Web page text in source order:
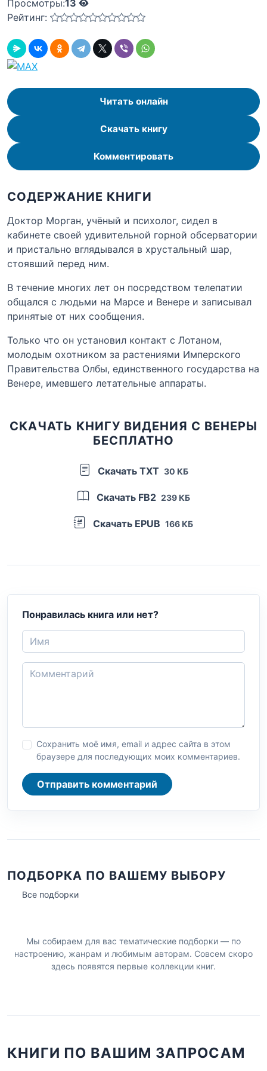
Просмотры:13
Рейтинг:
Читать онлайн
Скачать книгу
Комментировать
СОДЕРЖАНИЕ КНИГИ
Доктор Морган, учёный и психолог, сидел в
кабинете своей удивительной горной обсерватории
и пристально вглядывался в хрустальный шар,
стоявший перед ним.
В течение многих лет он посредством телепатии
общался с людьми на Марсе и Венере и записывал
принятые от них сообщения.
Только что он установил контакт с Лотаном,
молодым охотником за растениями Имперского
Правительства Олбы, единственного государства на
Венере, имевшего летательные аппараты.
СКАЧАТЬ КНИГУ ВИДЕНИЯ С ВЕНЕРЫ
БЕСПЛАТНО
Скачать TXT 30 КБ
Скачать FB2 239 КБ
Скачать EPUB 166 КБ
Понравилась книга или нет?
Сохранить моё имя, email и адрес сайта в этом
браузере для последующих моих комментариев.
Отправить комментарий
ПОДБОРКА ПО ВАШЕМУ ВЫБОРУ
Все подборки
Мы собираем для вас тематические подборки — по
настроению, жанрам и любимым авторам. Совсем скоро
здесь появятся первые коллекции книг.
КНИГИ ПО ВАШИМ ЗАПРОСАМ